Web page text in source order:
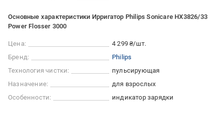
Основные характеристики Ирригатор Philips Sonicare HX3826/33
Power Flosser 3000
Цена:
4 299 ₴/шт.
Бренд:
Philips
Технология чистки:
пульсирующая
Назначение:
для взрослых
Особенности:
индикатор зарядки